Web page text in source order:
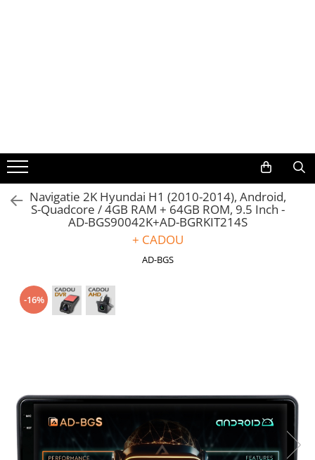
Volkswagen
Audi
Skoda
Peugeot
Hyundai
Navigatie 2K Hyundai H1 (2010-2014), Android,
S-Quadcore / 4GB RAM + 64GB ROM, 9.5 Inch -
AD-BGS90042K+AD-BGRKIT214S
+ CADOU
AD-BGS
-16%